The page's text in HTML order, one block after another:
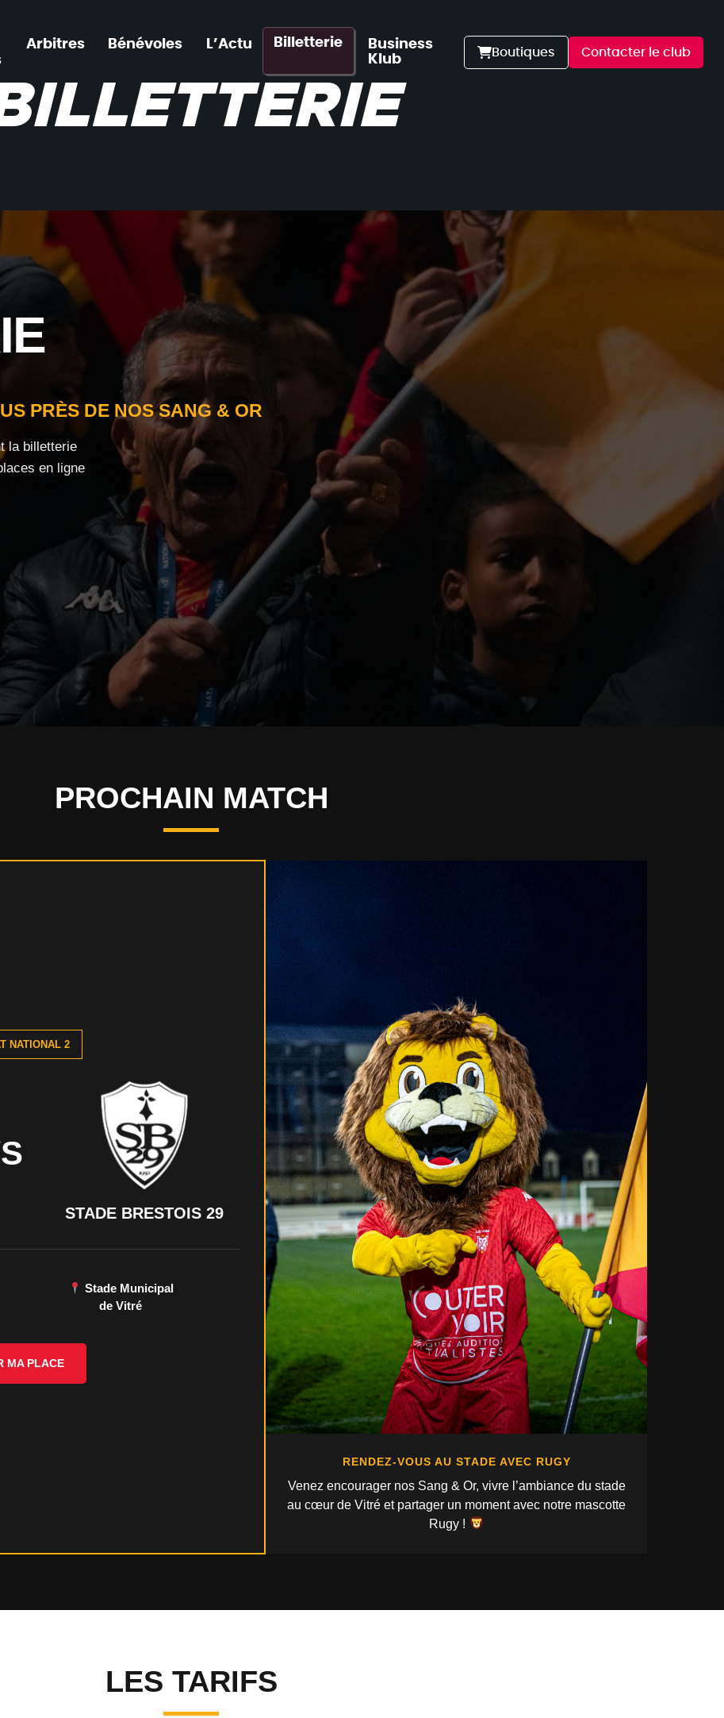
Arbitres Bénévoles L’Actu Billetterie
Business
Klub
Boutiques Contacter le club
PRÈS DE NOS SANG & OR
la billetterie
en ligne
PROCHAIN MATCH
NATIONAL 2
STADE BRESTOIS 29
Stade Municipal
de Vitré
MA PLACE
RENDEZ-VOUS AU STADE AVEC RUGY
Venez encourager nos Sang & Or, vivre l’ambiance du stade
au cœur de Vitré et partager un moment avec notre mascotte
Rugy !
LES TARIFS